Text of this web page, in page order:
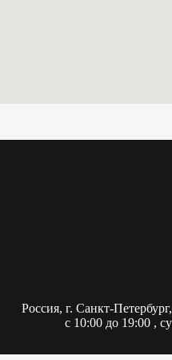
Россия, г. Санкт-
с 10:00 до 19:00 ,